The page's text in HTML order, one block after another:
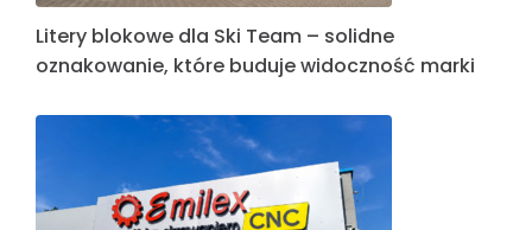
Litery blokowe dla Ski Team – solidne
oznakowanie, które buduje widoczność marki